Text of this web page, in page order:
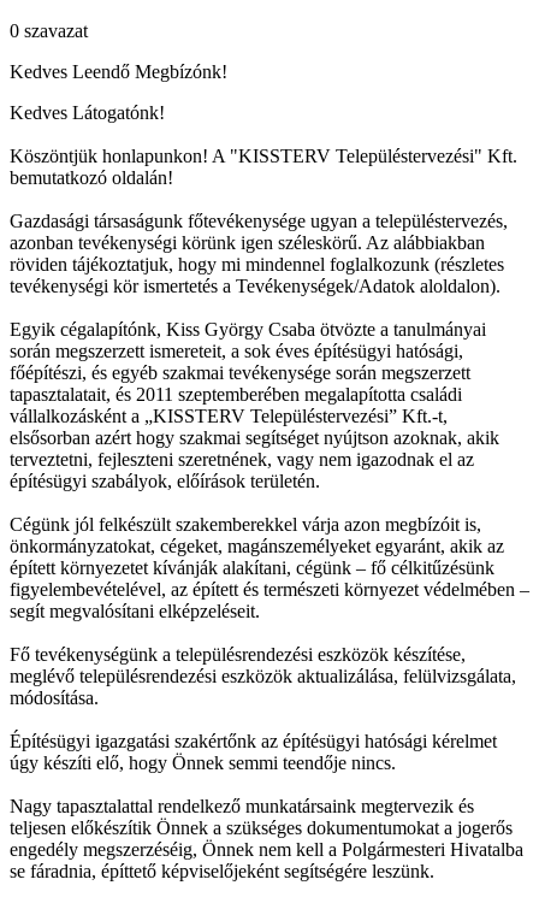
0 szavazat
Kedves Leendő Megbízónk!
Kedves Látogatónk!
Köszöntjük honlapunkon! A "KISSTERV Településtervezési" Kft.
bemutatkozó oldalán!
Gazdasági társaságunk főtevékenysége ugyan a településtervezés,
azonban tevékenységi körünk igen széleskörű. Az alábbiakban
röviden tájékoztatjuk, hogy mi mindennel foglalkozunk (részletes
tevékenységi kör ismertetés a Tevékenységek/Adatok aloldalon).
Egyik cégalapítónk, Kiss György Csaba ötvözte a tanulmányai
során megszerzett ismereteit, a sok éves építésügyi hatósági,
főépítészi, és egyéb szakmai tevékenysége során megszerzett
tapasztalatait, és 2011 szeptemberében megalapította családi
vállalkozásként a „KISSTERV Településtervezési” Kft.-t,
elsősorban azért hogy szakmai segítséget nyújtson azoknak, akik
terveztetni, fejleszteni szeretnének, vagy nem igazodnak el az
építésügyi szabályok, előírások területén.
Cégünk jól felkészült szakemberekkel várja azon megbízóit is,
önkormányzatokat, cégeket, magánszemélyeket egyaránt, akik az
épített környezetet kívánják alakítani, cégünk – fő célkitűzésünk
figyelembevételével, az épített és természeti környezet védelmében –
segít megvalósítani elképzeléseit.
Fő tevékenységünk a településrendezési eszközök készítése,
meglévő településrendezési eszközök aktualizálása, felülvizsgálata,
módosítása.
Építésügyi igazgatási szakértőnk az építésügyi hatósági kérelmet
úgy készíti elő, hogy Önnek semmi teendője nincs.
Nagy tapasztalattal rendelkező munkatársaink megtervezik és
teljesen előkészítik Önnek a szükséges dokumentumokat a jogerős
engedély megszerzéséig, Önnek nem kell a Polgármesteri Hivatalba
se fáradnia, építtető képviselőjeként segítségére leszünk.